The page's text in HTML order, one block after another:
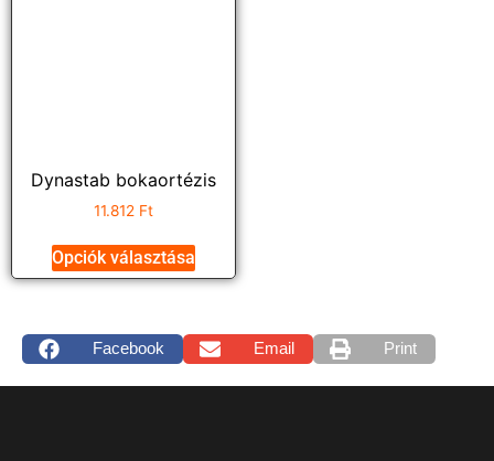
Dynastab bokaortézis
11.812 Ft
Opciók választása
Facebook Email Print